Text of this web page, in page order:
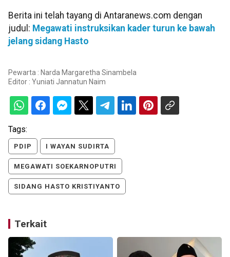
Berita ini telah tayang di Antaranews.com dengan
judul: Megawati instruksikan kader turun ke bawah
jelang sidang Hasto
Pewarta : Narda Margaretha Sinambela
Editor : Yuniati Jannatun Naim
Tags:
PDIP I WAYAN SUDIRTA
MEGAWATI SOEKARNOPUTRI
SIDANG HASTO KRISTIYANTO
Terkait